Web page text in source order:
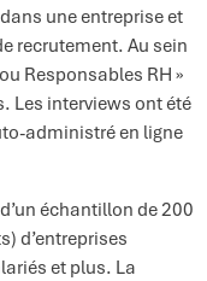
une entreprise et
recrutement. Au sein
Responsables RH »
Les interviews ont été
administré en ligne
échantillon de 200
d’entreprises
et plus. La